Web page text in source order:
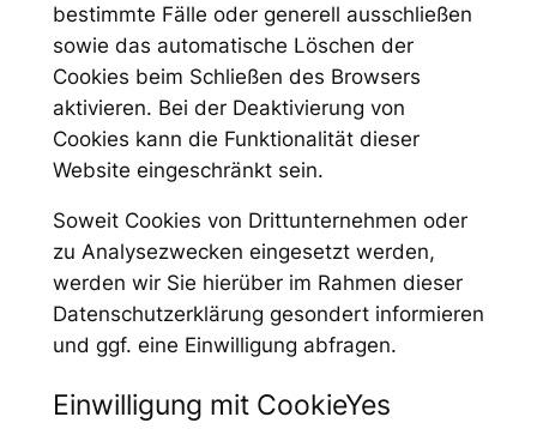
bestimmte Fälle oder generell ausschließen
sowie das automatische Löschen der
Cookies beim Schließen des Browsers
aktivieren. Bei der Deaktivierung von
Cookies kann die Funktionalität dieser
Website eingeschränkt sein.
Soweit Cookies von Drittunternehmen oder
zu Analysezwecken eingesetzt werden,
werden wir Sie hierüber im Rahmen dieser
Datenschutzerklärung gesondert informieren
und ggf. eine Einwilligung abfragen.
Einwilligung mit CookieYes